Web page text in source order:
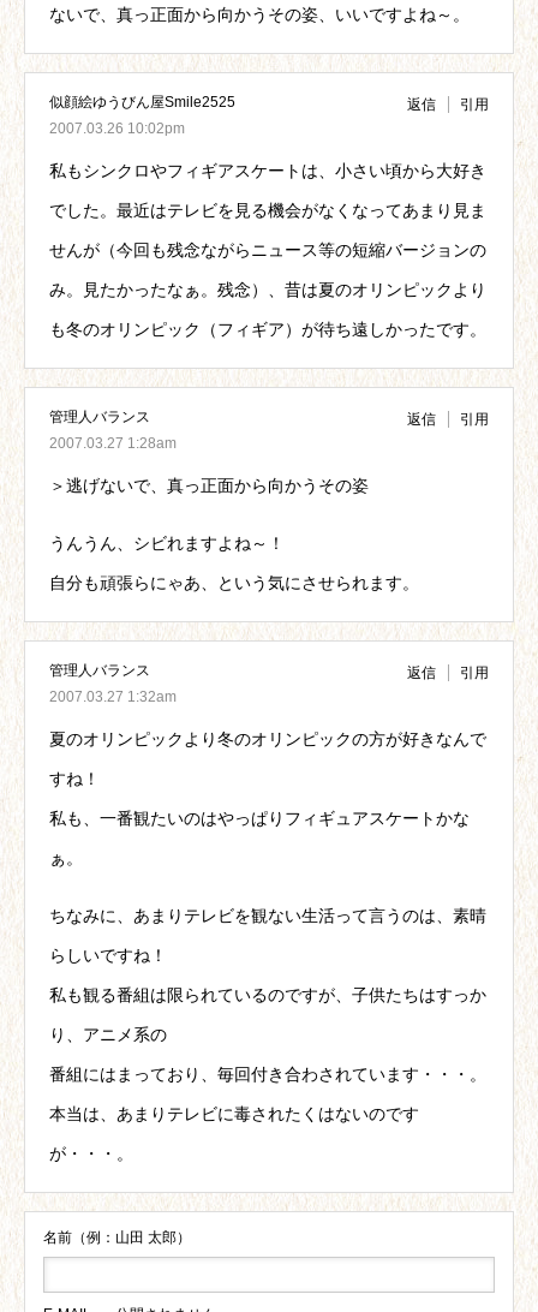
ないで、真っ正面から向かうその姿、いいですよね～。
似顔絵ゆうびん屋Smile2525
2007.03.26 10:02pm
返信 引用
私もシンクロやフィギアスケートは、小さい頃から大好き
でした。最近はテレビを見る機会がなくなってあまり見ま
せんが（今回も残念ながらニュース等の短縮バージョンの
み。見たかったなぁ。残念）、昔は夏のオリンピックより
も冬のオリンピック（フィギア）が待ち遠しかったです。
管理人バランス
2007.03.27 1:28am
返信 引用
＞逃げないで、真っ正面から向かうその姿
うんうん、シビれますよね～！
自分も頑張らにゃあ、という気にさせられます。
管理人バランス
2007.03.27 1:32am
返信 引用
夏のオリンピックより冬のオリンピックの方が好きなんで
すね！
私も、一番観たいのはやっぱりフィギュアスケートかな
ぁ。
ちなみに、あまりテレビを観ない生活って言うのは、素晴
らしいですね！
私も観る番組は限られているのですが、子供たちはすっか
り、アニメ系の
番組にはまっており、毎回付き合わされています・・・。
本当は、あまりテレビに毒されたくはないのです
が・・・。
名前（例：山田 太郎）